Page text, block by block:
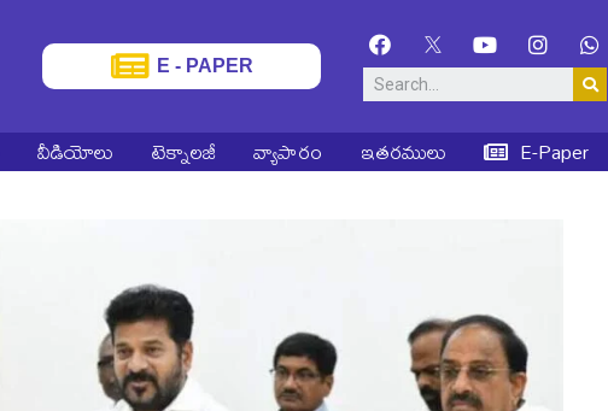
E - PAPER
వీడియోలు టెక్నాలజీ వ్యాపారం ఇతరములు E-Paper